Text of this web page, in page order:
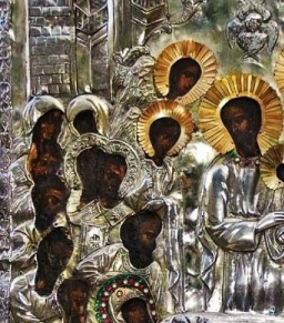
Politique
Business
Travel
World
Greece
Style Adorés